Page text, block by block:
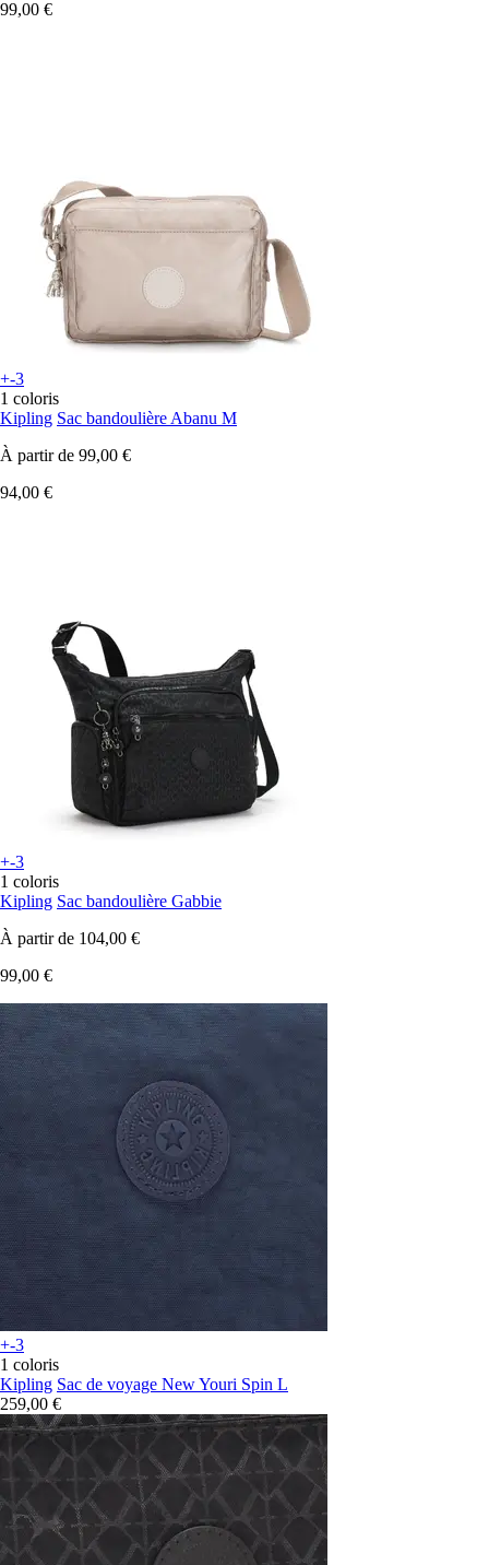
99,00 €
+-3
1 coloris
Kipling Sac bandoulière Abanu M
À partir de 99,00 €
94,00 €
+-3
1 coloris
Kipling Sac bandoulière Gabbie
À partir de 104,00 €
99,00 €
+-3
1 coloris
Kipling Sac de voyage New Youri Spin L
259,00 €